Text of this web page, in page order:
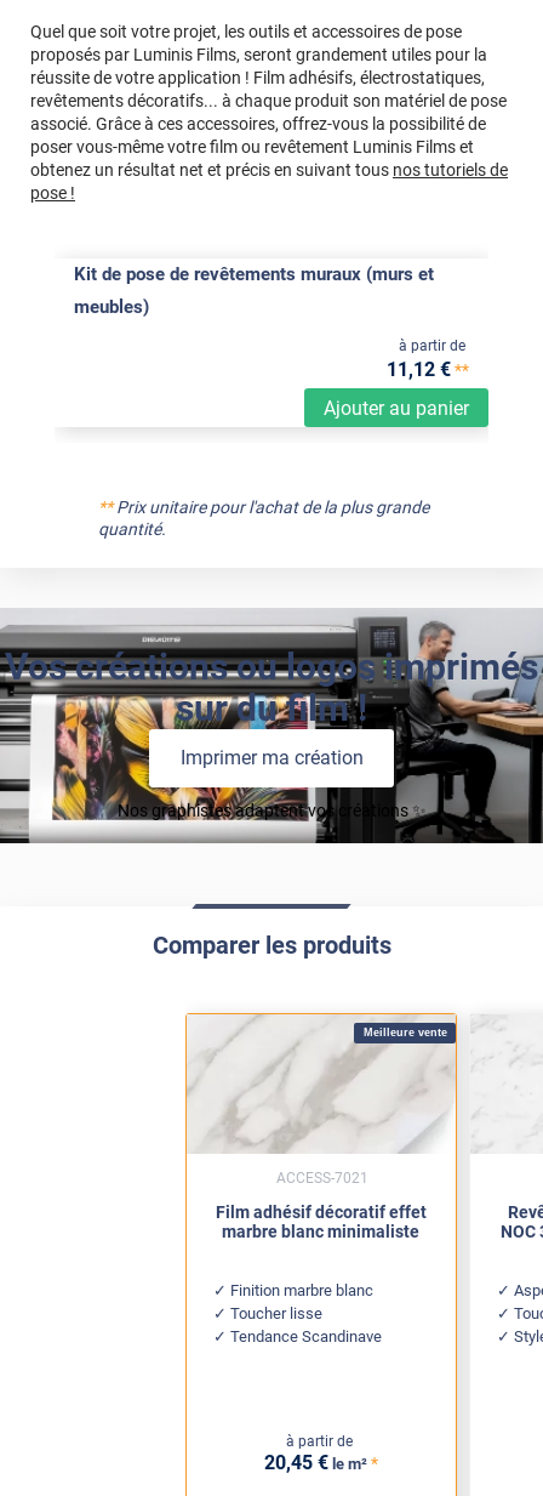
Quel que soit votre projet, les outils et accessoires de pose
proposés par Luminis Films, seront grandement utiles pour la
réussite de votre application ! Film adhésifs, électrostatiques,
revêtements décoratifs... à chaque produit son matériel de pose
associé. Grâce à ces accessoires, offrez-vous la possibilité de
poser vous-même votre film ou revêtement Luminis Films et
obtenez un résultat net et précis en suivant tous nos tutoriels de
pose !
Kit de pose de revêtements muraux (murs et
meubles)
Ajouter au panier
à partir de
11,12 €**
**Prix unitaire pour l'achat de la plus grande
quantité.
Vos créations ou logos imprimés
sur du film !
Imprimer ma création
Nos graphistes adaptent vos créations ✨
Comparer les produits
Meilleure vente
Film adhésif décoratif effet
marbre blanc minimaliste
Finition marbre blanc
Toucher lisse
Tendance Scandinave
à partir de
20,45 € le m² *
ACCESS-7021